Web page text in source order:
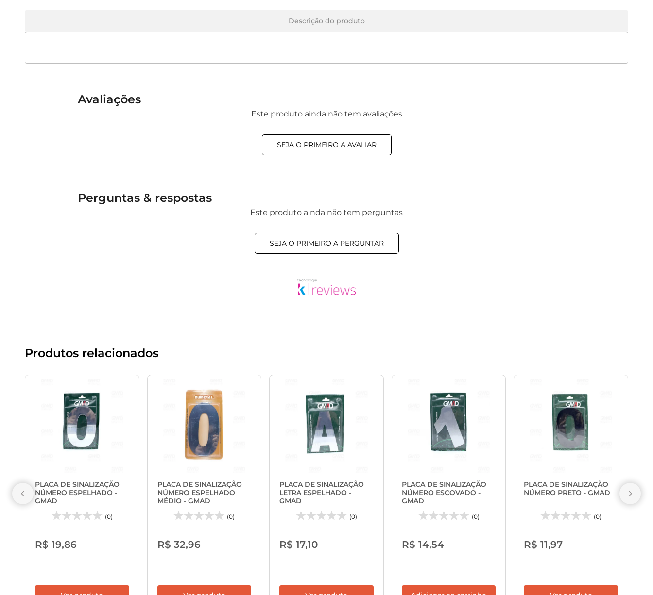
Descrição do produto
Avaliações
Este produto ainda não tem avaliações
SEJA O PRIMEIRO A AVALIAR
Perguntas & respostas
Este produto ainda não tem perguntas
SEJA O PRIMEIRO A PERGUNTAR
Produtos relacionados
PLACA DE SINALIZAÇÃO
NÚMERO ESPELHADO -
GMAD
(0)
R$ 19,86
PLACA DE SINALIZAÇÃO
NÚMERO ESPELHADO
MÉDIO - GMAD
(0)
R$ 32,96
PLACA DE SINALIZAÇÃO
LETRA ESPELHADO -
GMAD
(0)
R$ 17,10
PLACA DE SINALIZAÇÃO
NÚMERO ESCOVADO -
GMAD
(0)
R$ 14,54
PLACA DE SINALIZAÇÃO
NÚMERO PRETO - GMAD
(0)
R$ 11,97